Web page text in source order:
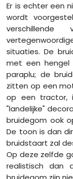
Er is echter een
wordt
situaties. De
met een
paraplu; de
zitten op een
op een tractor,
"landelijke"
bruidegom ook
De toon is dan
bruidstaart zal
Op deze zelfde
realistisch dan